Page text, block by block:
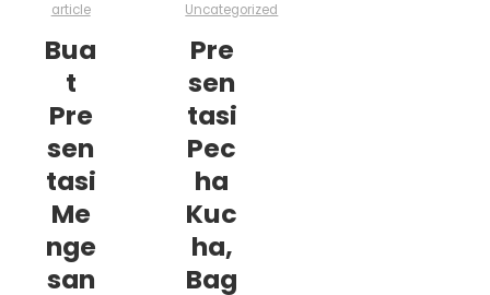
article
Bua
t
Pre
sen
tasi
Me
nge
san
Uncategorized
Pre
sen
tasi
Pec
ha
Kuc
ha,
Bag